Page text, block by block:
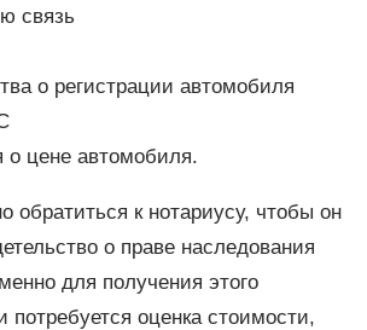
связь
о регистрации автомобиля
о цене автомобиля.
обратиться к нотариусу, чтобы он
о праве наследования
для получения этого
потребуется оценка стоимости,